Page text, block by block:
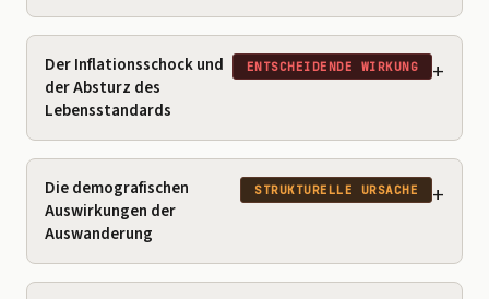
Der Inflationsschock und
der Absturz des
Lebensstandards
ENTSCHEIDENDE WIRKUNG +
Die demografischen
Auswirkungen der
Auswanderung
STRUKTURELLE URSACHE +